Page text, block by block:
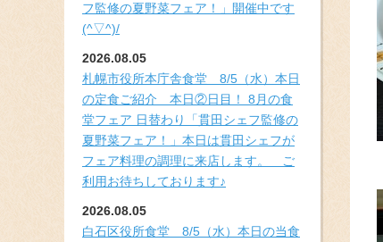
フ監修の夏野菜フェア！」開催中です
(^▽^)/
2026.08.05
札幌市役所本庁舎食堂 8/5（水）本日
の定食ご紹介 本日②日目！ 8月の食
堂フェア 日替わり「貫田シェフ監修の
夏野菜フェア！」本日は貫田シェフが
フェア料理の調理に来店します。 ご
利用お待ちしております♪
2026.08.05
白石区役所食堂 8/5（水）本日の当食